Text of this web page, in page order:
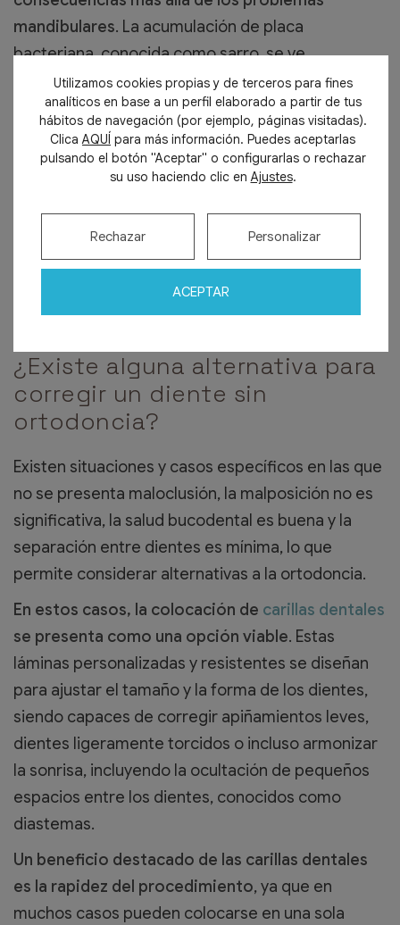
mandibulares. La acumulación de placa
bacteriana, conocida como sarro, se ve
favorecida en dientes mal posicionados,
aumentando el riesgo de desarrollar caries,
enfermedades periodontales y halitosis (mal
aliento).
¿Existe alguna alternativa para
corregir un diente sin
ortodoncia?
Existen situaciones y casos específicos en las que
no se presenta maloclusión, la malposición no es
significativa, la salud bucodental es buena y la
separación entre dientes es mínima, lo que
permite considerar alternativas a la ortodoncia.
En estos casos, la colocación de carillas dentales
se presenta como una opción viable. Estas
láminas personalizadas y resistentes se diseñan
para ajustar el tamaño y la forma de los dientes,
siendo capaces de corregir apiñamientos leves,
dientes ligeramente torcidos o incluso armonizar
la sonrisa, incluyendo la ocultación de pequeños
espacios entre los dientes, conocidos como
diastemas.
Un beneficio destacado de las carillas dentales
es la rapidez del procedimiento, ya que en
muchos casos pueden colocarse en una sola
Utilizamos cookies propias y de terceros para fines
analíticos en base a un perfil elaborado a partir de tus
hábitos de navegación (por ejemplo, páginas visitadas).
ClicaAQUÍ para más información. Puedes aceptarlas
pulsando el botón "Aceptar" o configurarlas o rechazar
su uso haciendo clic enAjustes.
ACEPTAR
Rechazar Personalizar